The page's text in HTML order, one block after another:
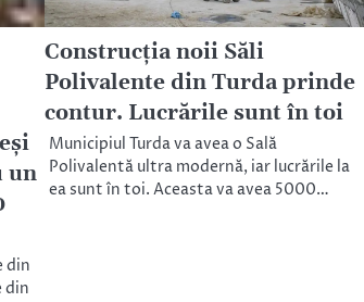
un
din
din
Construcția noii Săli
Polivalente din Turda prinde
contur. Lucrările sunt în toi
Municipiul Turda va avea o Sală
Polivalentă ultra modernă, iar lucrările la
ea sunt în toi. Aceasta va avea 5000…